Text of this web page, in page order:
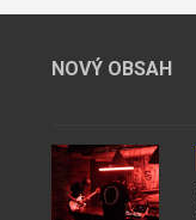
NOVÝ OBSAH